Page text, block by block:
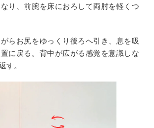
り、前腕を床におろして両肘を軽くつ
らお尻をゆっくり後ろへ引き、息を吸
に戻る。背中が広がる感覚を意識しな
す。